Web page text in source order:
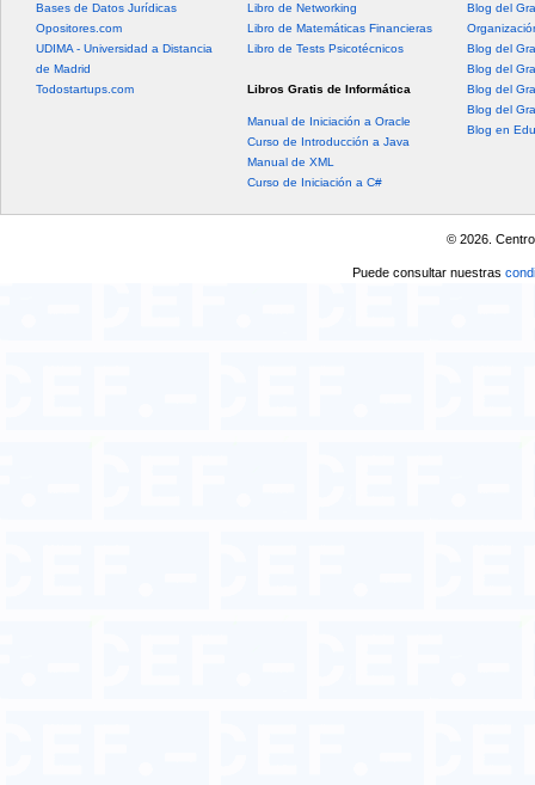
Bases de Datos Jurídicas
Opositores.com
UDIMA - Universidad a Distancia
de Madrid
Todostartups.com
Libro de Networking
Libro de Matemáticas Financieras
Libro de Tests Psicotécnicos
Libros Gratis de Informática
Manual de Iniciación a Oracle
Curso de Introducción a Java
Manual de XML
Curso de Iniciación a C#
Blog del
Blog del
Blog del
Blog del
Blog del
Blog en
© 2026.
Puede consultar nuestras